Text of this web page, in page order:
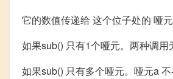
它的数值传递给 这个位子处的 哑
如果sub() 只有1个哑元。两种调用
如果sub() 只有多个哑元。哑元a